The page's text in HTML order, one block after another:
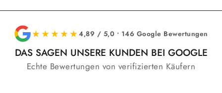
★★★★★4,89 / 5,0 • 146 Google Bewertungen
DAS SAGEN UNSERE KUNDEN BEI GOOGLE
Echte Bewertungen von verifizierten Käufern